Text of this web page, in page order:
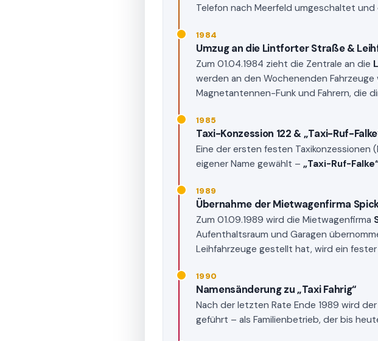
Telefon nach Meerfeld umgeschaltet
1984
Umzug an die Lintforter Straße &
Zum 01.04.1984 zieht die Zentrale an die
werden an den Wochenenden Fahrzeuge
Magnetantennen-Funk und Fahrern, die
1985
Taxi-Konzession 122 & „Taxi-Ruf-
Eine der ersten festen Taxikonzessionen
eigener Name gewählt – „Taxi-Ruf-
1989
Übernahme der Mietwagenfirma
Zum 01.09.1989 wird die Mietwagenfirma
Aufenthaltsraum und Garagen
Leihfahrzeuge gestellt hat, wird ein fester
1990
Namensänderung zu „Taxi Fahrig“
Nach der letzten Rate Ende 1989 wird
geführt – als Familienbetrieb, der bis